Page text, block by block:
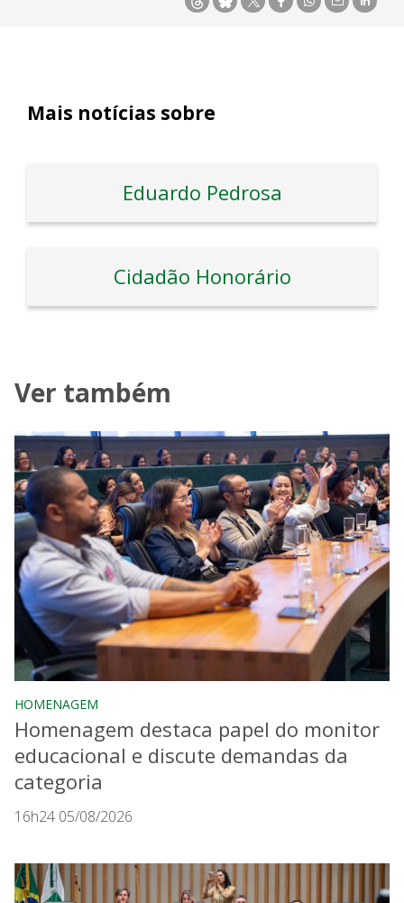
Mais notícias sobre
Eduardo Pedrosa
Cidadão Honorário
Ver também
HOMENAGEM
Homenagem destaca papel do monitor
educacional e discute demandas da
categoria
16h24 05/08/2026